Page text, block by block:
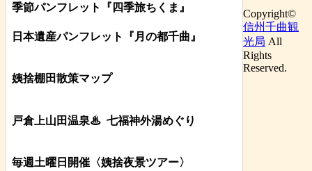
季節パンフレット『四季旅ちくま』
日本遺産パンフレット 『月の都千曲 』
姨捨棚田散策マップ
戸倉上山田温泉♨ 七福神外湯めぐり
毎週土曜日開催〈姨捨夜景ツアー〉
Copyright©
信州千曲観
光局 All
Rights
Reserved.